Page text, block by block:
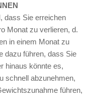
, dass Sie erreichen
Monat zu verlieren, d.
in einem Monat zu
dazu führen, dass Sie
hinaus könnte es,
schnell abzunehmen,
führen,